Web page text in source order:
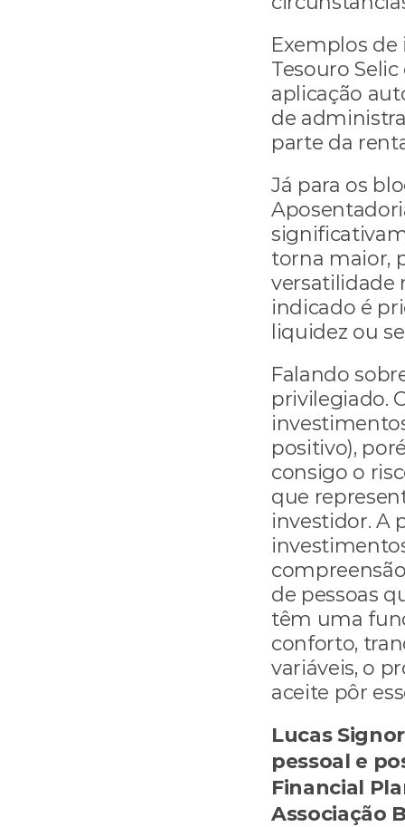
Exemplos
Tesouro
aplicação
de
parte da
Já para os
torna maior,
versatilidade
indicado é
liquidez ou
Falando
privilegiado.
positivo),
consigo o
que
investidor. A
de pessoas
têm uma
conforto,
variáveis, o
aceite pôr
Lucas
pessoal e
Financial
Associação